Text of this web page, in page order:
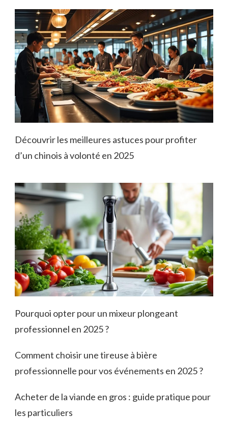
Découvrir les meilleures astuces pour profiter
d’un chinois à volonté en 2025
Pourquoi opter pour un mixeur plongeant
professionnel en 2025 ?
Comment choisir une tireuse à bière
professionnelle pour vos événements en 2025 ?
Acheter de la viande en gros : guide pratique pour
les particuliers